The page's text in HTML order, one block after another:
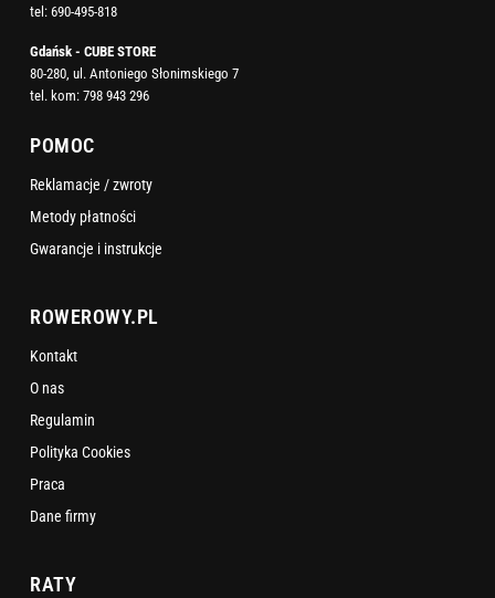
tel: 690-495-818
Gdańsk - CUBE STORE
80-280, ul. Antoniego Słonimskiego 7
tel. kom: 798 943 296
POMOC
Reklamacje / zwroty
Metody płatności
Gwarancje i instrukcje
ROWEROWY.PL
Kontakt
O nas
Regulamin
Polityka Cookies
Praca
Dane firmy
RATY